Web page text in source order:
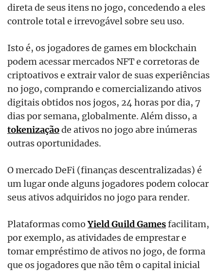
direta de seus itens no jogo, concedendo a eles
controle total e irrevogável sobre seu uso.
Isto é, os jogadores de games em blockchain
podem acessar mercados NFT e corretoras de
criptoativos e extrair valor de suas experiências
no jogo, comprando e comercializando ativos
digitais obtidos nos jogos, 24 horas por dia, 7
dias por semana, globalmente. Além disso, a
tokenizaçãode ativos no jogo abre inúmeras
outras oportunidades.
O mercado DeFi (finanças descentralizadas) é
um lugar onde alguns jogadores podem colocar
seus ativos adquiridos no jogo para render.
Plataformas comoYield Guild Gamesfacilitam,
por exemplo, as atividades de emprestar e
tomar empréstimo de ativos no jogo, de forma
que os jogadores que não têm o capital inicial